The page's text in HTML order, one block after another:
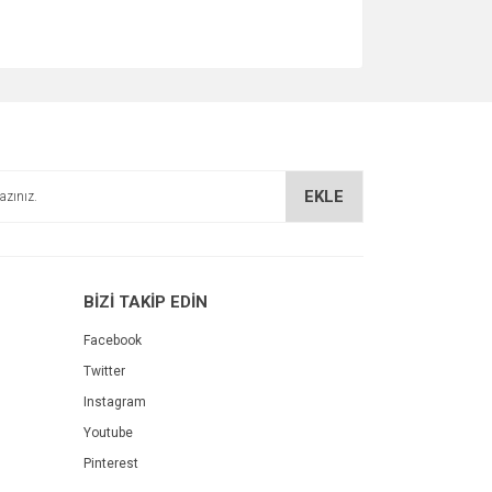
EKLE
BİZİ TAKİP EDİN
Facebook
Twitter
Instagram
Youtube
Pinterest